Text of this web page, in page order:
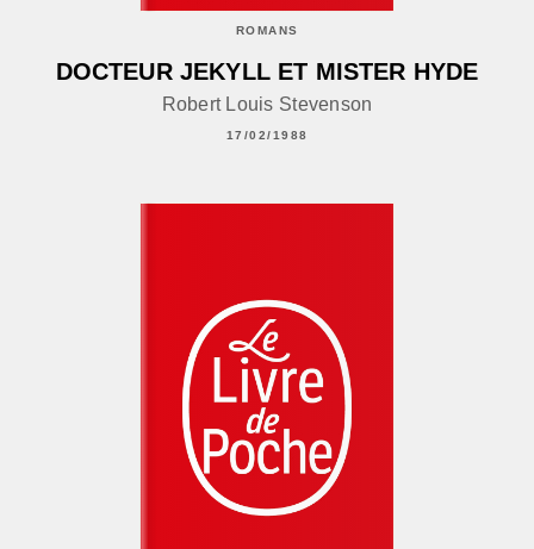
ROMANS
DOCTEUR JEKYLL ET MISTER HYDE
Robert Louis Stevenson
17/02/1988